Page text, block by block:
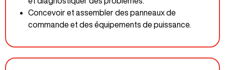
Concevoir et assembler des panneaux de
commande et des équipements de puissance.